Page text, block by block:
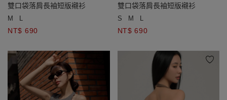
雙口袋落肩長袖短版襯衫
M L
NT$ 690
雙口袋落肩長袖短版襯衫
S M L
NT$ 690